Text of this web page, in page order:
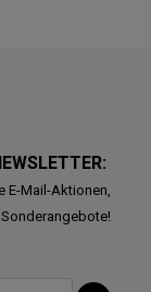
E-Mail-Aktionen,